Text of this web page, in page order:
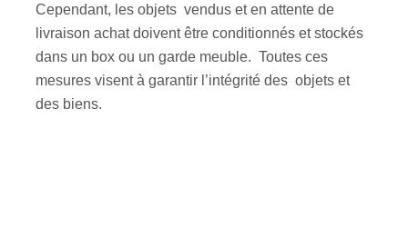
Cependant, les objets vendus et en attente de
livraison achat doivent être conditionnés et stockés
dans un box ou un garde meuble. Toutes ces
mesures visent à garantir l’intégrité des objets et
des biens.